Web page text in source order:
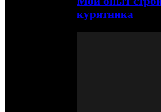
курятника